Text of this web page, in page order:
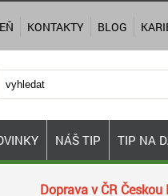
Doprava v ČR
NÁŠ TIP TIP NA
KONTAKTY BLOG